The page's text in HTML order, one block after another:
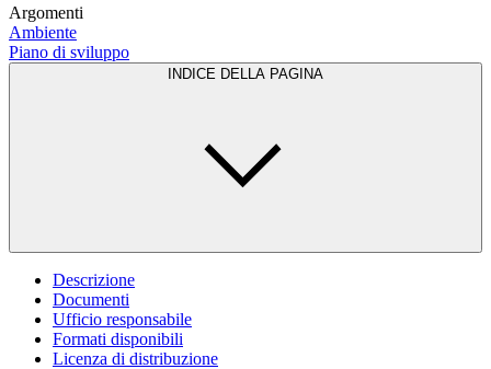
Argomenti
Ambiente
Piano di sviluppo
INDICE DELLA PAGINA
Descrizione
Documenti
Ufficio responsabile
Formati disponibili
Licenza di distribuzione